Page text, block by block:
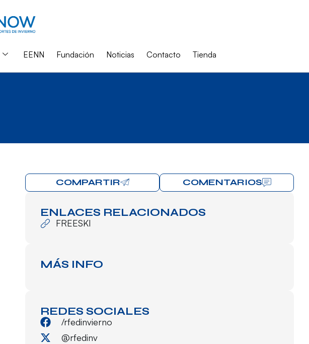
EENN Fundación Noticias Contacto Tienda
COMPARTIR COMENTARIOS
ENLACES RELACIONADOS
FREESKI
MÁS INFO
REDES SOCIALES
/rfedinvierno
@rfedinv